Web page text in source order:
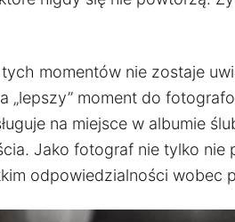
momentów nie zostaje
„lepszy” moment do
na miejsce w albumie
Jako fotograf nie tylko
odpowiedzialności wobec